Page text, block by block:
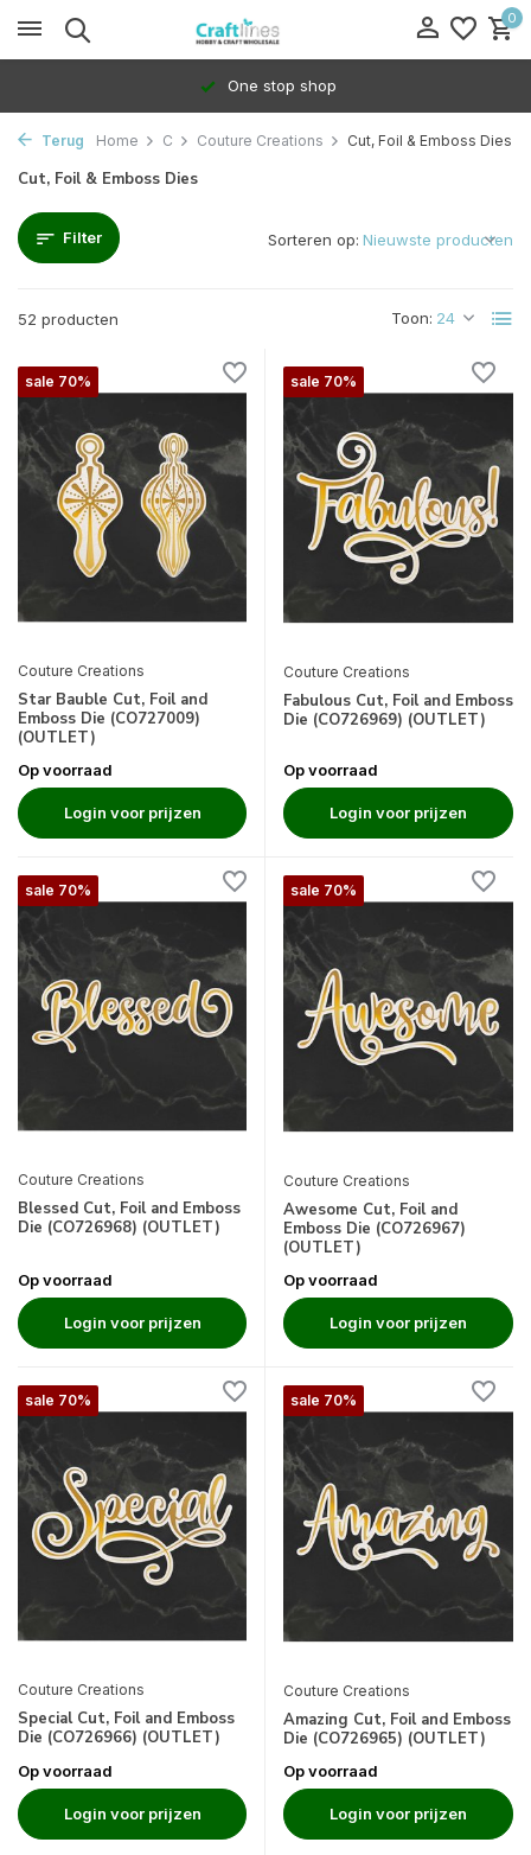
0
100% Dedicated to independents
Terug Home C Couture Creations Cut, Foil & Emboss Dies
Cut, Foil & Emboss Dies
Filter
52 producten Toon:
Sorteren op:
sale 70%
Couture Creations
Star Bauble Cut, Foil and
Emboss Die (CO727009)
(OUTLET)
Op voorraad
Login voor prijzen
sale 70%
Couture Creations
Fabulous Cut, Foil and Emboss
Die (CO726969) (OUTLET)
Op voorraad
Login voor prijzen
sale 70%
Couture Creations
Blessed Cut, Foil and Emboss
Die (CO726968) (OUTLET)
Op voorraad
Login voor prijzen
sale 70%
Couture Creations
Awesome Cut, Foil and
Emboss Die (CO726967)
(OUTLET)
Op voorraad
Login voor prijzen
sale 70%
Couture Creations
Special Cut, Foil and Emboss
Die (CO726966) (OUTLET)
Op voorraad
Login voor prijzen
sale 70%
Couture Creations
Amazing Cut, Foil and Emboss
Die (CO726965) (OUTLET)
Op voorraad
Login voor prijzen